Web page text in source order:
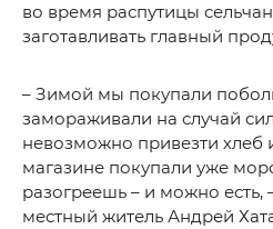
во время распутицы
заготавливать главный
– Зимой мы покупали
замораживали на случай
невозможно привезти хлеб
магазине покупали уже
разогреешь – и можно есть,
местный житель Андрей